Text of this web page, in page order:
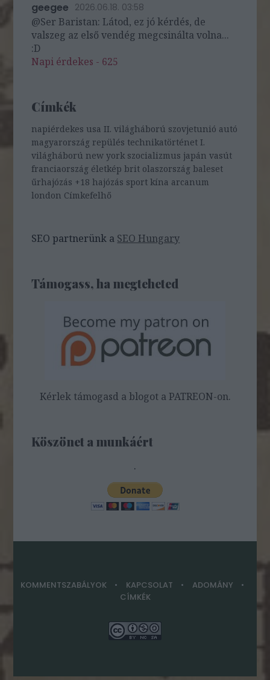
geegee 2026.06.18. 03:58
@Ser Baristan: Látod, ez jó kérdés, de
valszeg az első vendég megcsinálta volna...
:D
Napi érdekes - 625
Címkék
napiérdekes usa II. világháború szovjetunió autó
magyarország repülés technikatörténet I.
világháború new york szocializmus japán vasút
franciaország életkép brit olaszország baleset
űrhajózás +18 hajózás sport kína arcanum
london Címkefelhő
SEO partnerünk a SEO Hungary
Támogass, ha megteheted
Kérlek támogasd a blogot a PATREON-on.
Köszönet a munkáért
.
KOMMENTSZABÁLYOK KAPCSOLAT
ADOMÁNY
CÍMKÉK